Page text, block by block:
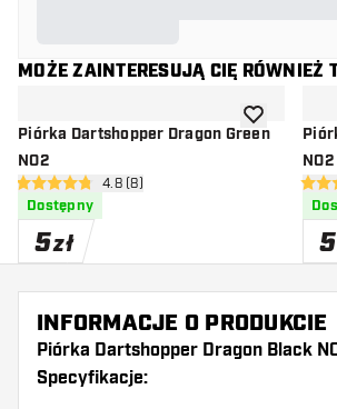
MOŻE ZAINTERESUJĄ CIĘ RÓWNIEŻ
Piórka Dartshopper Dragon Green
NO2
otwórz panel recenzji
4.8 gwiazdki oceny
4.8 (8)
Dostępny
5zł
dodaj do listy
NO2
5
5
INFORMACJE O PRODUKCIE
Piórka Dartshopper Dragon Black
Specyfikacje: